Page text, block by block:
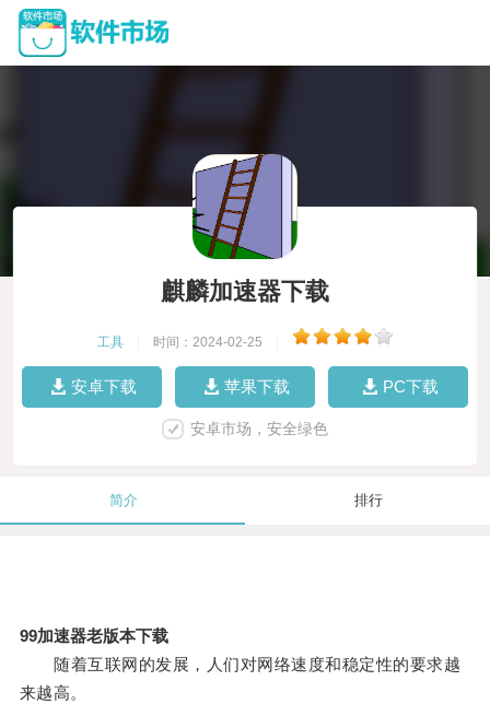
麒麟加速器下载
工具 时间：2024-02-25
安卓下载 苹果下载 PC下载
安卓市场，安全绿色
简介 排行
99加速器老版本下载
随着互联网的发展，人们对网络速度和稳定性的要求越
来越高。